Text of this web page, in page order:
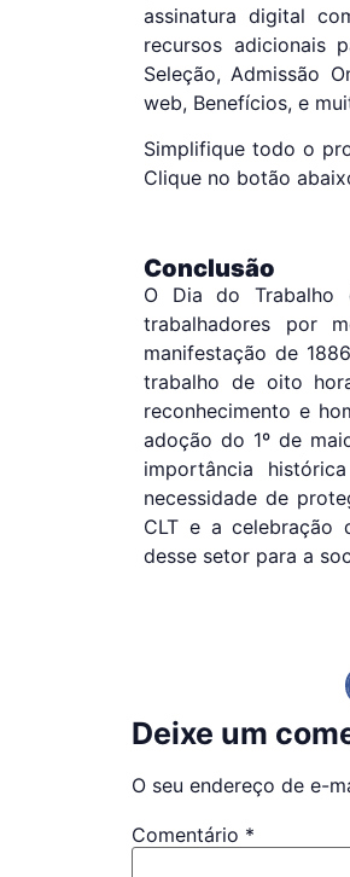
assinatura digital
recursos adicionais
Seleção, Admissão
web, Benefícios, e
Simplifique todo o
Clique no botão
Conclusão
O Dia do Trabalho
trabalhadores por
manifestação de
trabalho de oito
reconhecimento e
adoção do 1º de
importância
necessidade de
CLT e a celebração
desse setor para a
Deixe um
O seu endereço de e-
Comentário *